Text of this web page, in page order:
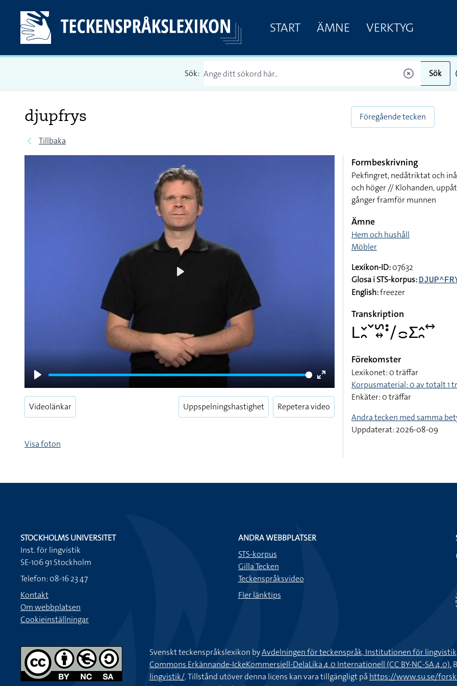
START ÄMNE VERKTYG
Sök: Sök
djupfrys
Tillbaka
Föregående tecken
Play
Enter
fullscreen
Videolänkar Uppspelningshastighet Repetera video
Visa foton
Formbeskrivning
Pekfingret, nedåtriktat och
och höger // Klohanden,
gånger framför munnen
Ämne
Hem och hushåll
Möbler
Lexikon-ID:07632
Glosa i STS-korpus:
English:freezer
Transkription
􌥈􌥖􌥘􌥧􌥲􌦉􌥻􌥠􌤌􌤥􌤵􌥘􌥤
Förekomster
Lexikonet: 0 träffar
Korpusmaterial: 0 av totalt 1
Enkäter: 0 träffar
Andra tecken med samma
Uppdaterat: 2026-08-09
STOCKHOLMS UNIVERSITET
Inst. för lingvistik
SE-106 91 Stockholm
Telefon: 08-16 23 47
Kontakt
Om webbplatsen
Cookieinställningar
ANDRA WEBBPLATSER
STS-korpus
Gilla Tecken
Teckenspråksvideo
Fler länktips
Svenskt teckenspråkslexikon byAvdelningen för teckenspråk, Institutionen för
Commons Erkännande-IckeKommersiell-DelaLika 4.0 Internationell (CC BY-NC-SA 4.0).
lingvistik/. Tillstånd utöver denna licens kan vara tillgängligt på https://www.su.se/